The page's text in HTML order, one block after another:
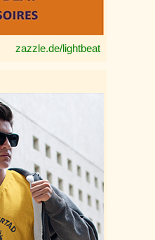
zazzle.de/lightbeat